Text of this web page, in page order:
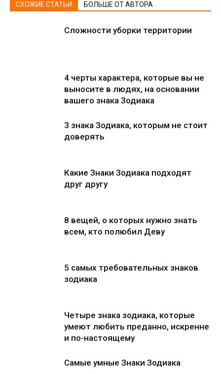
СХОЖИЕ СТАТЬИ БОЛЬШЕ ОТ АВТОРА
Сложности уборки территории
4 черты характера, которые вы не
выносите в людях, на основании
вашего знака Зодиака
3 знака Зодиака, которым не стоит
доверять
Какие Знаки Зодиака подходят
друг другу
8 вещей, о которых нужно знать
всем, кто полюбил Деву
5 самых требовательных знаков
зодиака
Четыре знака зодиака, которые
умеют любить преданно, искренне
и по-настоящему
Самые умные Знаки Зодиака